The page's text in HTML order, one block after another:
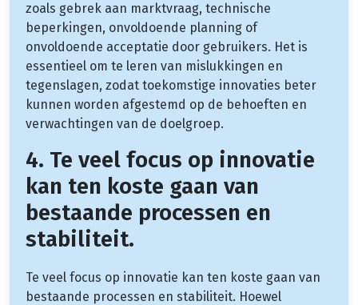
zoals gebrek aan marktvraag, technische
beperkingen, onvoldoende planning of
onvoldoende acceptatie door gebruikers. Het is
essentieel om te leren van mislukkingen en
tegenslagen, zodat toekomstige innovaties beter
kunnen worden afgestemd op de behoeften en
verwachtingen van de doelgroep.
4. Te veel focus op innovatie
kan ten koste gaan van
bestaande processen en
stabiliteit.
Te veel focus op innovatie kan ten koste gaan van
bestaande processen en stabiliteit. Hoewel